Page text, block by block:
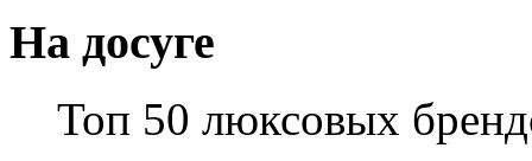
На досуге
Топ 50 люксовых